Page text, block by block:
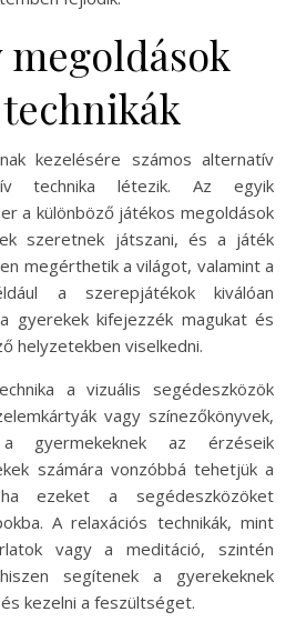
kezelésére számos alternatív
technika létezik. Az egyik
a különböző játékos megoldások
szeretnek játszani, és a játék
megérthetik a világot, valamint a
a szerepjátékok kiválóan
gyerekek kifejezzék magukat és
helyzetekben viselkedni.
a vizuális segédeszközök
vagy színezőkönyvek,
gyermekeknek az érzéseik
számára vonzóbbá tehetjük a
ezeket a segédeszközöket
A relaxációs technikák, mint
vagy a meditáció, szintén
segítenek a gyerekeknek
kezelni a feszültséget.